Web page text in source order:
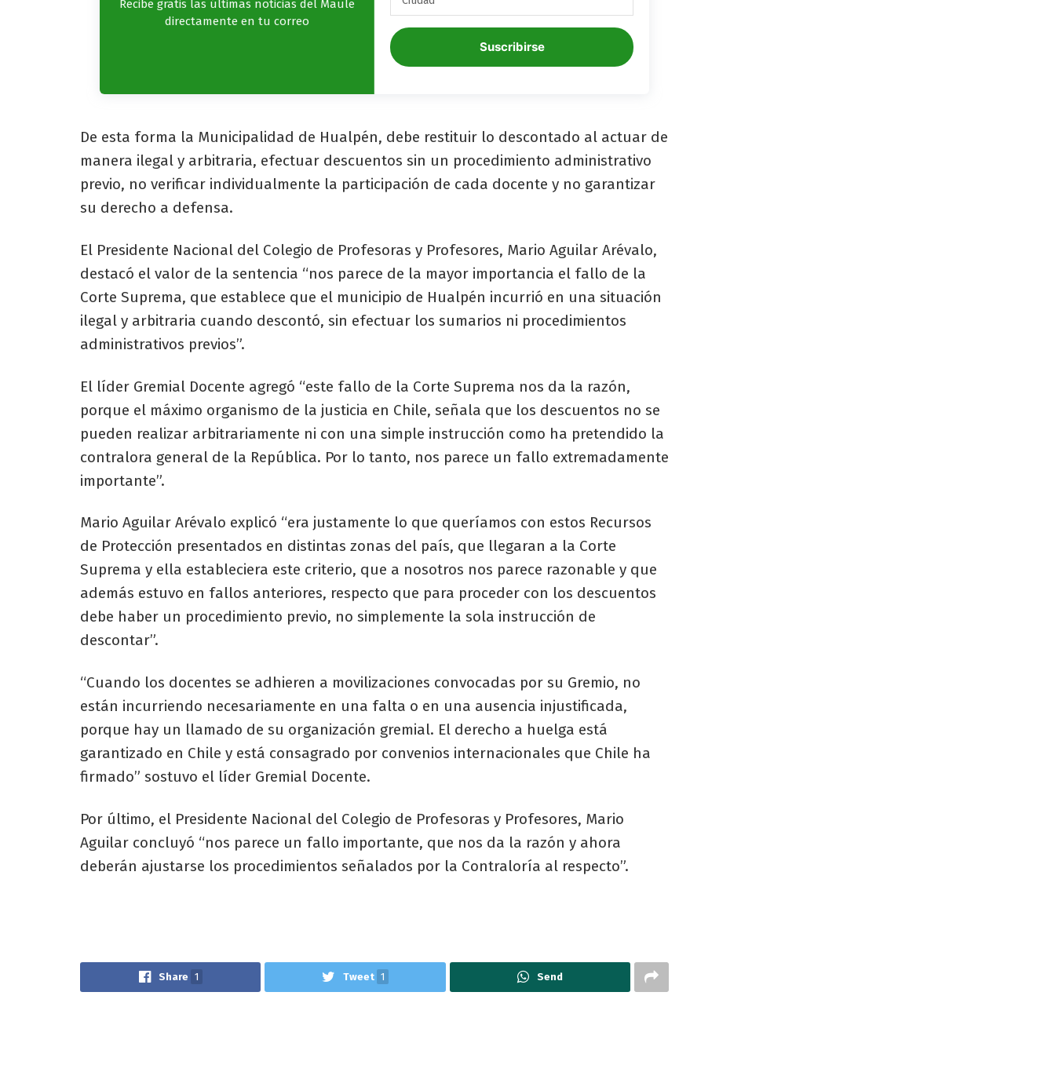
Recibe gratis las últimas noticias del Maule
directamente en tu correo
Suscribirse
De esta forma la Municipalidad de Hualpén, debe restituir lo descontado al actuar de
manera ilegal y arbitraria, efectuar descuentos sin un procedimiento administrativo
previo, no verificar individualmente la participación de cada docente y no garantizar
su derecho a defensa.
El Presidente Nacional del Colegio de Profesoras y Profesores, Mario Aguilar Arévalo,
destacó el valor de la sentencia “nos parece de la mayor importancia el fallo de la
Corte Suprema, que establece que el municipio de Hualpén incurrió en una situación
ilegal y arbitraria cuando descontó, sin efectuar los sumarios ni procedimientos
administrativos previos”.
El líder Gremial Docente agregó “este fallo de la Corte Suprema nos da la razón,
porque el máximo organismo de la justicia en Chile, señala que los descuentos no se
pueden realizar arbitrariamente ni con una simple instrucción como ha pretendido la
contralora general de la República. Por lo tanto, nos parece un fallo extremadamente
importante”.
Mario Aguilar Arévalo explicó “era justamente lo que queríamos con estos Recursos
de Protección presentados en distintas zonas del país, que llegaran a la Corte
Suprema y ella estableciera este criterio, que a nosotros nos parece razonable y que
además estuvo en fallos anteriores, respecto que para proceder con los descuentos
debe haber un procedimiento previo, no simplemente la sola instrucción de
descontar”.
“Cuando los docentes se adhieren a movilizaciones convocadas por su Gremio, no
están incurriendo necesariamente en una falta o en una ausencia injustificada,
porque hay un llamado de su organización gremial. El derecho a huelga está
garantizado en Chile y está consagrado por convenios internacionales que Chile ha
firmado” sostuvo el líder Gremial Docente.
Por último, el Presidente Nacional del Colegio de Profesoras y Profesores, Mario
Aguilar concluyó “nos parece un fallo importante, que nos da la razón y ahora
deberán ajustarse los procedimientos señalados por la Contraloría al respecto”.
Share 1 Tweet 1 Send